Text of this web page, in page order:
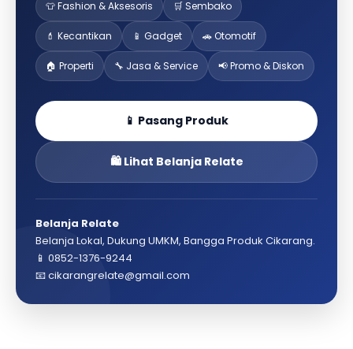
👕 Fashion & Aksesoris 🛒 Sembako
💄 Kecantikan 📱 Gadget 🚗 Otomotif
🏠 Properti 🔧 Jasa & Service 📢 Promo & Diskon
📱 Pasang Produk
🛍️ Lihat Belanja Relate
Belanja Relate
Belanja Lokal, Dukung UMKM, Bangga Produk Cikarang.
📱 0852-1376-9244
📧 cikarangrelate@gmail.com